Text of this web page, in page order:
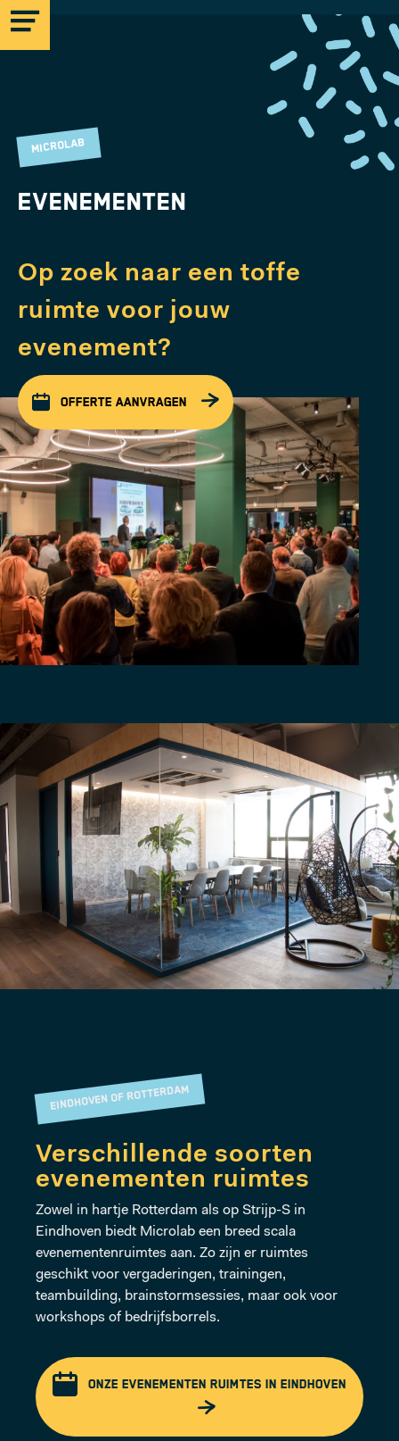
MICROLAB
STRIJP-S
MICROLAB
ROTTERDAM
CENTRUM
EVENEMENTEN
COMMUNITY
VOLG ONS
MEER
MICROLAB
Evenementen
Op zoek naar een toffe
ruimte voor jouw
evenement?
OFFERTE AANVRAGEN
EINDHOVEN OF ROTTERDAM
Verschillende soorten
evenementen ruimtes
Zowel in hartje Rotterdam als op Strijp-S in
Eindhoven biedt Microlab een breed scala
evenementenruimtes aan. Zo zijn er ruimtes
geschikt voor vergaderingen, trainingen,
teambuilding, brainstormsessies, maar ook voor
workshops of bedrijfsborrels.
ONZE EVENEMENTEN RUIMTES IN EINDHOVEN